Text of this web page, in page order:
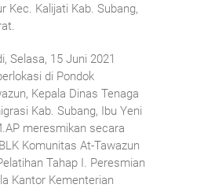
Kec. Kalijati Kab. Subang,
Selasa, 15 Juni 2021
di Pondok
Kepala Dinas Tenaga
Kab. Subang, Ibu Yeni
meresmikan secara
Komunitas At-Tawazun
Tahap I. Peresmian
Kantor Kementerian